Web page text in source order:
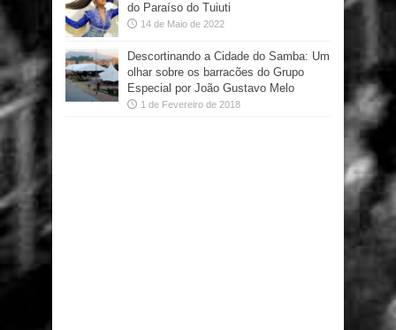
do Paraíso do Tuiuti
14 de Maio de 2022
Descortinando a Cidade do Samba: Um
olhar sobre os barracões do Grupo
Especial por João Gustavo Melo
1 de Fevereiro de 2018